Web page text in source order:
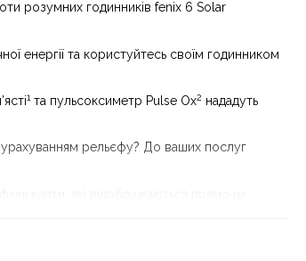
розумних годинників fenix 6 Solar
енергії та користуйтесь своїм годинником
1та пульсоксиметр Pulse Ox2 нададуть
рельєфу? До ваших послуг
сонця ви отримаєте до 9 днів роботи